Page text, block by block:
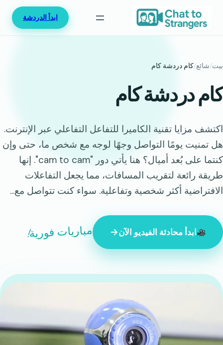
ابدأ الدردشة
بيت/شائع/كام دردشة كام
كام دردشة كام
اكتشف مزايا تقنية الكاميرا للتفاعل التفاعلي عبر الإنترنت.
هل تمنيت يومًا التواصل وجهًا لوجه مع شخص ما، حتى وإن
كنتما على بُعد أميال؟ هنا يأتي دور "cam to cam". إنها
طريقة رائعة لتقريب المسافات، مما يجعل التفاعلات
الافتراضية أكثر شخصية وتفاعلية. سواء كنت تتواصل مع...
ابدأ محادثة الفيديو الآن مباريات فورية!